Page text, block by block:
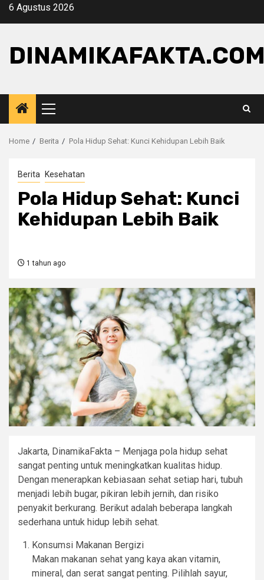
Skip6 Agustus 2026
Primary
Menu
Home Berita Pola Hidup Sehat: Kunci Kehidupan Lebih Baik
Berita Kesehatan
Pola Hidup Sehat: Kunci
Kehidupan Lebih Baik
1 tahun ago
Jakarta, DinamikaFakta – Menjaga pola hidup sehat
sangat penting untuk meningkatkan kualitas hidup.
Dengan menerapkan kebiasaan sehat setiap hari, tubuh
menjadi lebih bugar, pikiran lebih jernih, dan risiko
penyakit berkurang. Berikut adalah beberapa langkah
sederhana untuk hidup lebih sehat.
Konsumsi Makanan Bergizi
Makan makanan sehat yang kaya akan vitamin,
mineral, dan serat sangat penting. Pilihlah sayur,